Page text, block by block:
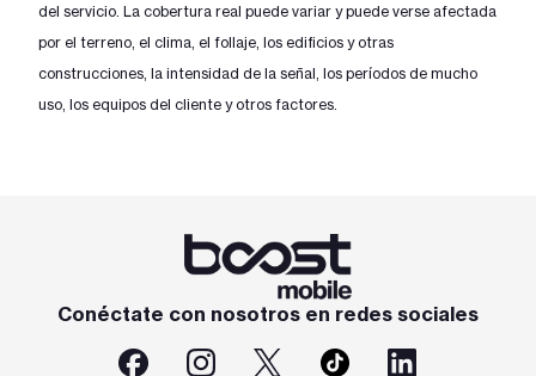
del servicio. La cobertura real puede variar y puede verse afectada
por el terreno, el clima, el follaje, los edificios y otras
construcciones, la intensidad de la señal, los períodos de mucho
uso, los equipos del cliente y otros factores.
Conéctate con nosotros en redes sociales